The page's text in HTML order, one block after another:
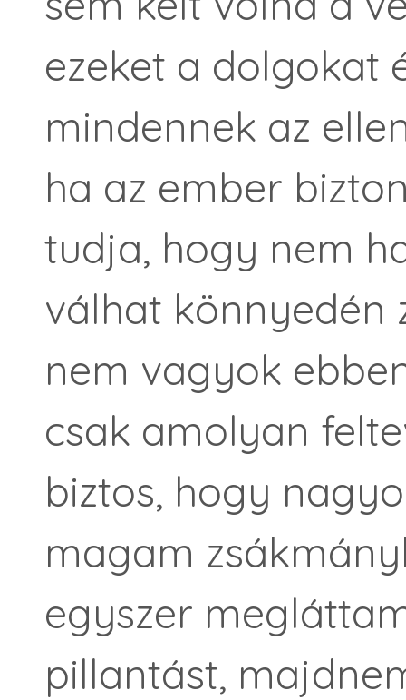
ezeket a dolgokat
mindennek az
ha az ember
tudja, hogy nem
válhat könnyedén
nem vagyok
csak amolyan
biztos, hogy
magam
egyszer
pillantást,